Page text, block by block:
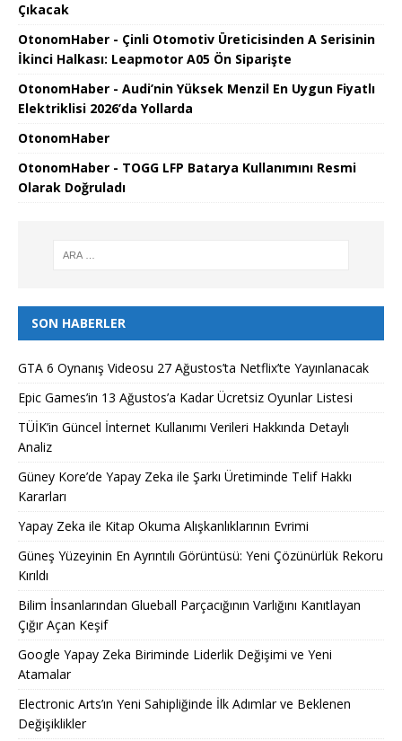
Çıkacak
OtonomHaber - Çinli Otomotiv Üreticisinden A Serisinin
İkinci Halkası: Leapmotor A05 Ön Siparişte
OtonomHaber - Audi’nin Yüksek Menzil En Uygun Fiyatlı
Elektriklisi 2026’da Yollarda
OtonomHaber
OtonomHaber - TOGG LFP Batarya Kullanımını Resmi
Olarak Doğruladı
SON HABERLER
GTA 6 Oynanış Videosu 27 Ağustos’ta Netflix’te Yayınlanacak
Epic Games’in 13 Ağustos’a Kadar Ücretsiz Oyunlar Listesi
TÜİK’in Güncel İnternet Kullanımı Verileri Hakkında Detaylı
Analiz
Güney Kore’de Yapay Zeka ile Şarkı Üretiminde Telif Hakkı
Kararları
Yapay Zeka ile Kitap Okuma Alışkanlıklarının Evrimi
Güneş Yüzeyinin En Ayrıntılı Görüntüsü: Yeni Çözünürlük Rekoru
Kırıldı
Bilim İnsanlarından Glueball Parçacığının Varlığını Kanıtlayan
Çığır Açan Keşif
Google Yapay Zeka Biriminde Liderlik Değişimi ve Yeni
Atamalar
Electronic Arts’ın Yeni Sahipliğinde İlk Adımlar ve Beklenen
Değişiklikler